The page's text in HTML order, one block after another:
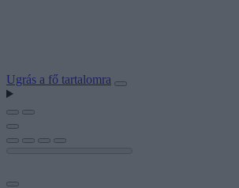
Ugrás a fő tartalomra